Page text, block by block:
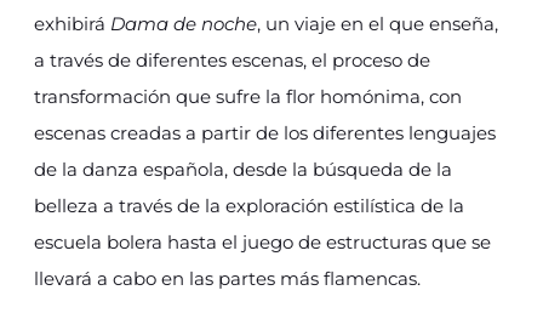
exhibirá Dama de noche, un viaje en el que enseña,
a través de diferentes escenas, el proceso de
transformación que sufre la flor homónima, con
escenas creadas a partir de los diferentes lenguajes
de la danza española, desde la búsqueda de la
belleza a través de la exploración estilística de la
escuela bolera hasta el juego de estructuras que se
llevará a cabo en las partes más flamencas.